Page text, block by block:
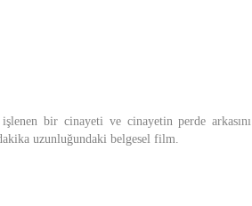
işlenen bir cinayeti ve cinayetin perde
uzunluğundaki belgesel film.